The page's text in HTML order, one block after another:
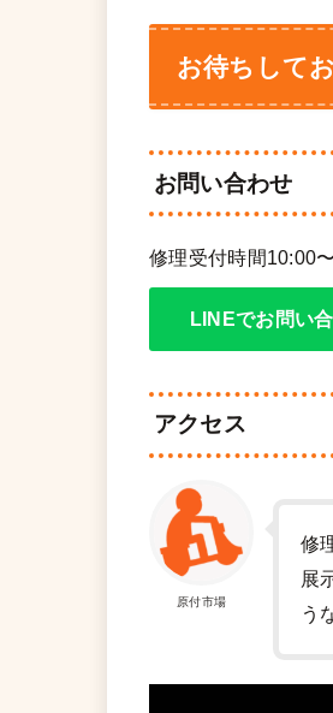
お待ちして
お問い合わせ
修理受付時間10:00
LINEでお問い
アクセス
原付市場
修
展
う